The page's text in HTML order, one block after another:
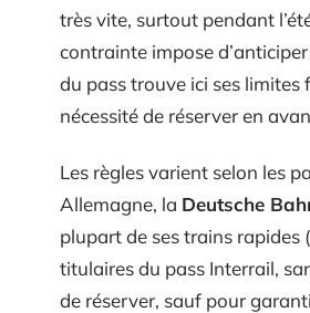
très vite, surtout pendant
contrainte impose
du pass trouve ici ses limites
nécessité de réserver en
Les règles varient selon les
Allemagne, la Deutsche
plupart de ses trains rapides
titulaires du pass Interrail,
de réserver, sauf pour